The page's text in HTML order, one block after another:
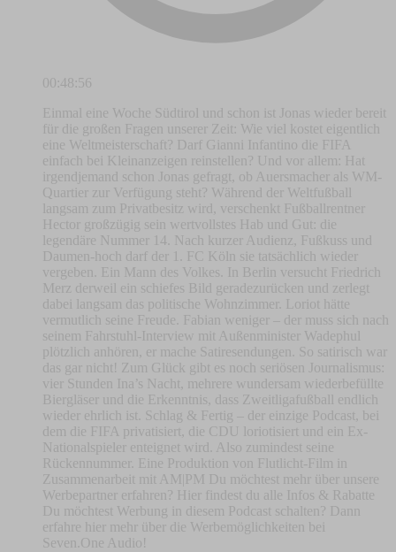
00:48:56
Einmal eine Woche Südtirol und schon ist Jonas wieder bereit
für die großen Fragen unserer Zeit: Wie viel kostet eigentlich
eine Weltmeisterschaft? Darf Gianni Infantino die FIFA
einfach bei Kleinanzeigen reinstellen? Und vor allem: Hat
irgendjemand schon Jonas gefragt, ob Auersmacher als WM-
Quartier zur Verfügung steht? Während der Weltfußball
langsam zum Privatbesitz wird, verschenkt Fußballrentner
Hector großzügig sein wertvollstes Hab und Gut: die
legendäre Nummer 14. Nach kurzer Audienz, Fußkuss und
Daumen-hoch darf der 1. FC Köln sie tatsächlich wieder
vergeben. Ein Mann des Volkes. In Berlin versucht Friedrich
Merz derweil ein schiefes Bild geradezurücken und zerlegt
dabei langsam das politische Wohnzimmer. Loriot hätte
vermutlich seine Freude. Fabian weniger – der muss sich nach
seinem Fahrstuhl-Interview mit Außenminister Wadephul
plötzlich anhören, er mache Satiresendungen. So satirisch war
das gar nicht! Zum Glück gibt es noch seriösen Journalismus:
vier Stunden Ina’s Nacht, mehrere wundersam wiederbefüllte
Biergläser und die Erkenntnis, dass Zweitligafußball endlich
wieder ehrlich ist. Schlag & Fertig – der einzige Podcast, bei
dem die FIFA privatisiert, die CDU loriotisiert und ein Ex-
Nationalspieler enteignet wird. Also zumindest seine
Rückennummer. Eine Produktion von Flutlicht-Film in
Zusammenarbeit mit AM|PM Du möchtest mehr über unsere
Werbepartner erfahren? Hier findest du alle Infos & Rabatte
Du möchtest Werbung in diesem Podcast schalten? Dann
erfahre hier mehr über die Werbemöglichkeiten bei
Seven.One Audio!